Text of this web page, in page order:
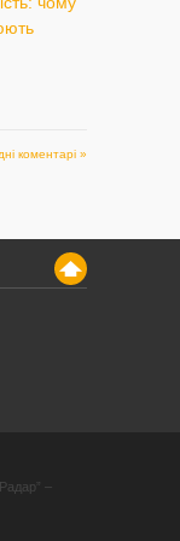
коментарі »
–